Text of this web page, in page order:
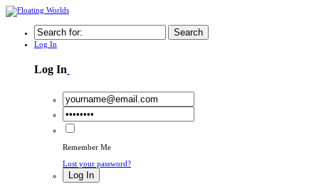
Search
Log In
Log In
Remember Me
Lost your password?
Log In